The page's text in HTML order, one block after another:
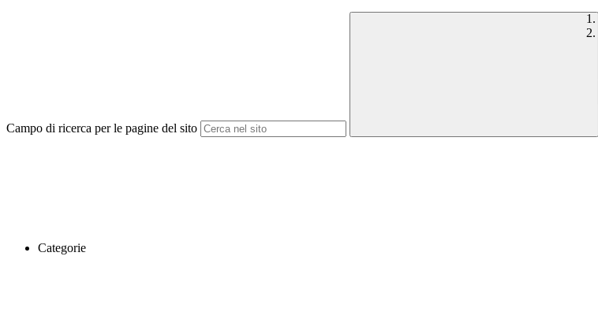
Campo di ricerca per le pagine del sito
Categorie